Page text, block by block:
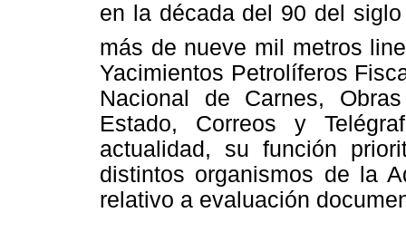
en la década del 90 del
más de nueve mil metros
Yacimientos Petrolíferos
Nacional de Carnes,
Estado, Correos y
actualidad, su función
distintos organismos de la
relativo a evaluación